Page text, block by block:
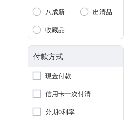
八成新
出清品
收藏品
付款方式
現金付款
信用卡一次付清
分期0利率